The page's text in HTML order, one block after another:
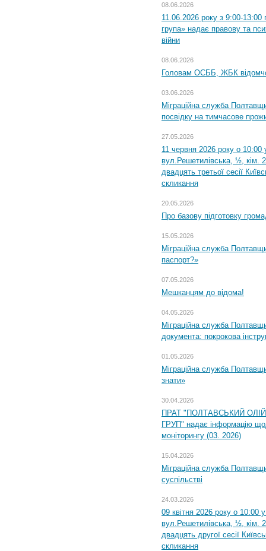
08.06.2026
11.06.2026 року з 9:00-13:00
група» надає правову та
війни
08.06.2026
Головам ОСББ, ЖБК
03.06.2026
Міграційна служба
посвідку на тимчасове
27.05.2026
11 червня 2026 року о 10:00
вул.Решетилівська, ½, кім.
двадцять третьої сесії
скликання
20.05.2026
Про базову підготовку
15.05.2026
Міграційна служба
паспорт?»
07.05.2026
Мешканцям до відома!
04.05.2026
Міграційна служба
документа: покрокова
01.05.2026
Міграційна служба
знати»
30.04.2026
ПРАТ "ПОЛТАВСЬКИЙ
ГРУП" надає інформацію
моніторингу (03. 2026)
15.04.2026
Міграційна служба
суспільстві
24.03.2026
09 квітня 2026 року о 10:00
вул.Решетилівська, ½, кім.
двадцять другої сесії
скликання